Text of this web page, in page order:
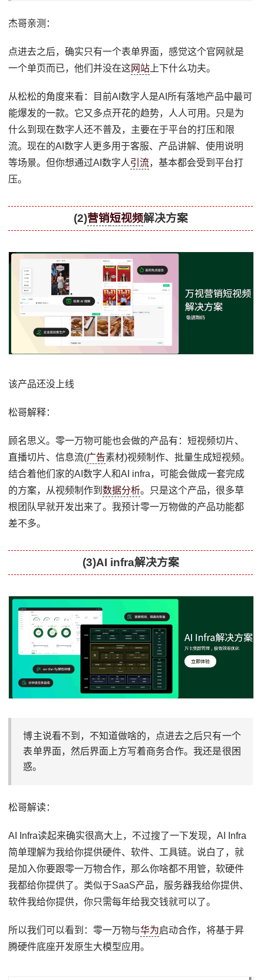
杰哥亲测：
点进去之后，确实只有一个表单界面，感觉这个官网就是
一个单页而已，他们并没在这网站 上下什么功夫。
从松松的角度来看：目前AI数字人是AI所有落地产品中最可
能爆发的一款。它又多点开花的趋势，人人可用。只是为
什么到现在数字人还不普及，主要在于平台的打压和限
流。现在的AI数字人更多用于客服、产品讲解、使用说明
等场景。但你想通过AI数字人引流，基本都会受到平台打
压。
(2)营销短视频解决方案
该产品还没上线
松哥解释：
顾名思义。零一万物可能也会做的产品有：短视频切片、
直播切片、信息流(广告素材)视频制作、批量生成短视频。
结合着他们家的AI数字人和AI infra，可能会做成一套完成
的方案，从视频制作到数据分析。只是这个产品，很多草
根团队早就开发出来了。我预计零一万物做的产品功能都
差不多。
(3)AI infra解决方案
博主说看不到，不知道做啥的，点进去之后只有一个
表单界面，然后界面上方写着商务合作。我还是很困
惑。
松哥解读：
AI Infra读起来确实很高大上，不过搜了一下发现，AI Infra
简单理解为我给你提供硬件、软件、工具链。说白了，就
是加入你要跟零一万物合作，那么你啥都不用管，软硬件
我都给你提供了。类似于SaaS产品，服务器我给你提供、
软件我给你提供，你只需每年给我交钱就可以了。
所以我们可以看到：零一万物与华为启动合作，将基于昇
腾硬件底座开发原生大模型应用。